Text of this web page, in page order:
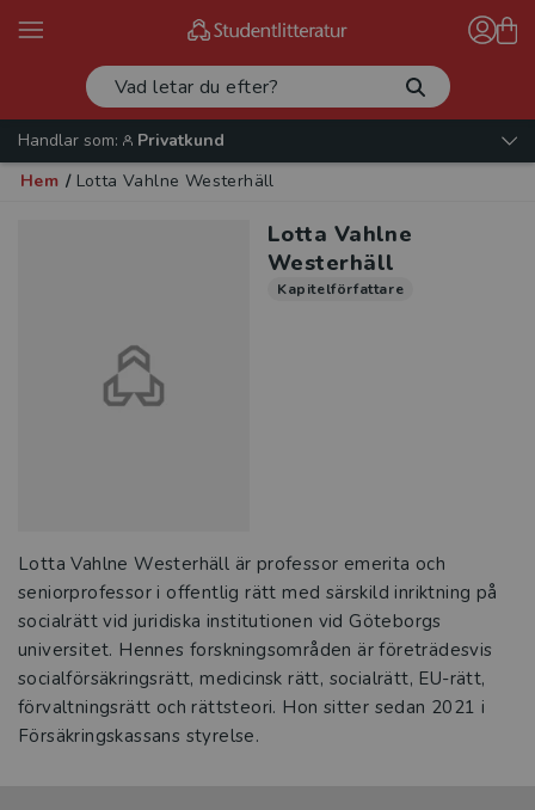
Handlar som:
Privatkund
Hem / Lotta Vahlne Westerhäll
Lotta Vahlne
Westerhäll
Kapitelförfattare
Lotta Vahlne Westerhäll är professor emerita och
seniorprofessor i offentlig rätt med särskild inriktning på
socialrätt vid juridiska institutionen vid Göteborgs
universitet. Hennes forskningsområden är företrädesvis
socialförsäkringsrätt, medicinsk rätt, socialrätt, EU-rätt,
förvaltningsrätt och rättsteori. Hon sitter sedan 2021 i
Försäkringskassans styrelse.